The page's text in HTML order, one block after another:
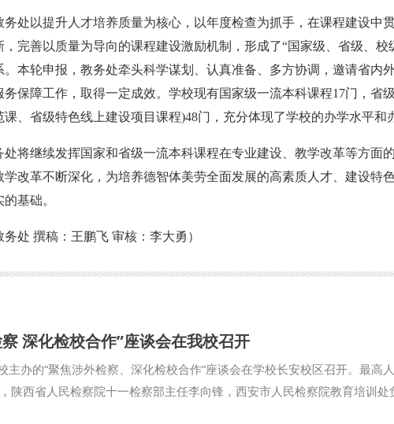
务处以提升人才培养质量为核心，以年度检查为抓手，在课程建设中
，完善以质量为导向的课程建设激励机制，形成了“国家级、省级、校
。本轮申报，教务处牵头科学谋划、认真准备、多方协调，邀请省内
务保障工作，取得一定成效。学校现有国家级一流本科课程17门，省
、省级特色线上建设项目课程)48门，充分体现了学校的办学水平和
处将继续发挥国家和省级一流本科课程在专业建设、教学改革等方面
学改革不断深化，为培养德智体美劳全面发展的高素质人才、建设特
基础。
务处 撰稿：王鹏飞 审核：李大勇）
深化检校合作”座谈会在我校召开
主办的“聚焦涉外检察、深化检校合作”座谈会在学校长安校区召开。最高
陕西省人民检察院十一检察部主任李向锋，西安市人民检察院教育培训处
察院副检察长王蕾等出席会议。我校校长范九利出席会议并致辞，副校长